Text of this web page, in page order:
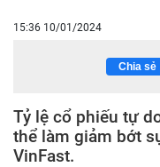
15:36 10/01/2024
Chia sẻ
Tỷ lệ cổ phiếu tự
thể làm giảm bớt
VinFast.